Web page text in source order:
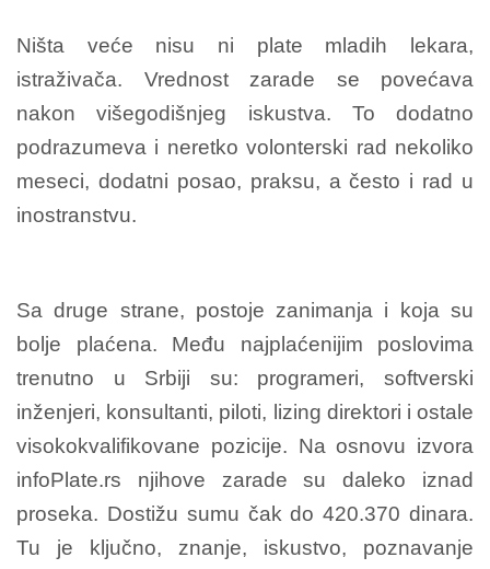
Ništa veće nisu ni plate mladih lekara,
istraživača. Vrednost zarade se povećava
nakon višegodišnjeg iskustva. To dodatno
podrazumeva i neretko volonterski rad nekoliko
meseci, dodatni posao, praksu, a često i rad u
inostranstvu.
Sa druge strane, postoje zanimanja i koja su
bolje plaćena. Među najplaćenijim poslovima
trenutno u Srbiji su: programeri, softverski
inženjeri, konsultanti, piloti, lizing direktori i ostale
visokokvalifikovane pozicije. Na osnovu izvora
infoPlate.rs njihove zarade su daleko iznad
proseka. Dostižu sumu čak do 420.370 dinara.
Tu je ključno, znanje, iskustvo, poznavanje